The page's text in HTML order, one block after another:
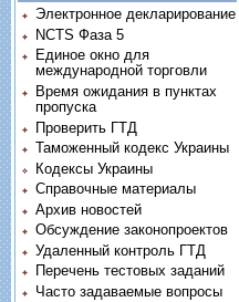
Электронное декларирование
NCTS Фаза 5
Единое окно для
международной торговли
Время ожидания в пунктах
пропуска
Проверить ГТД
Таможенный кодекс Украины
Кодексы Украины
Справочные материалы
Архив новостей
Обсуждение законопроектов
Удаленный контроль ГТД
Перечень тестовых заданий
Часто задаваемые вопросы